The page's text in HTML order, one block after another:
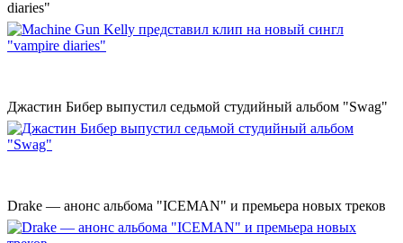
diaries"
Джастин Бибер выпустил седьмой студийный альбом "Swag"
Drake — анонс альбома "ICEMAN" и премьера новых треков